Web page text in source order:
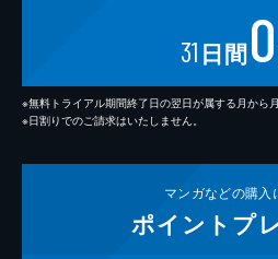
31 日間0
※無料トライアル期間終了日の翌日が属する月から
※日割りでのご請求はいたしません。
マンガなどの購入
ポイント プ